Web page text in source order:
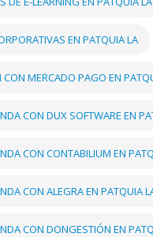
EN PATQUIA LA
CON MERCADO PAGO EN
CON DUX SOFTWARE EN
CON CONTABILIUM EN
CON ALEGRA EN PATQUIA
CON DONGESTIÓN EN